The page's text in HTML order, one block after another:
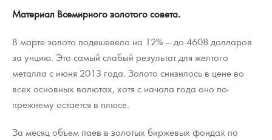
Монеты Царской России
Монеты стран мира после 1950г
Георгий Победоносец
Золотой червонец Сеятель
Золотые слитки
Гарри Поттер
Гарантии
Выкуп монет
Выкуп серебряных монет
Вопрос - ответ
Условия возврата
Информация
Распродажа монет и жетонов
Аналитика и события
Итоги 2025 года. Прогноз курсов золота, серебра, платины на
2026 год
Cтатьи
Георгий Победоносец - динамика цен
Котировки
Курс золота и серебра
Лом выкуп
Контакты
О нас
Письмо директору
Материал Всемирного золотого совета.
В марте золото подешевело на 12% — до 4608 долларов
за унцию. Это самый слабый результат для желтого
металла с июня 2013 года. Золото снизилось в цене во
всех основных валютах, хотя с начала года оно по-
прежнему остается в плюсе.
За месяц объем паев в золотых биржевых фондах по